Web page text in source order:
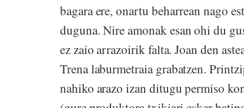
bagara ere, onartu beharrean nago
duguna. Nire amonak esan ohi du
ez zaio arrazoirik falta. Joan den
Trena laburmetraia grabatzen.
nahiko arazo izan ditugu permiso